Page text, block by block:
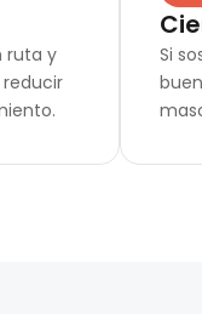
ruta y
Si